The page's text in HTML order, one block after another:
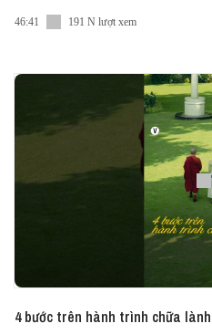
46:41 191 N lượt xem
4 bước trên hành trình chữa lành